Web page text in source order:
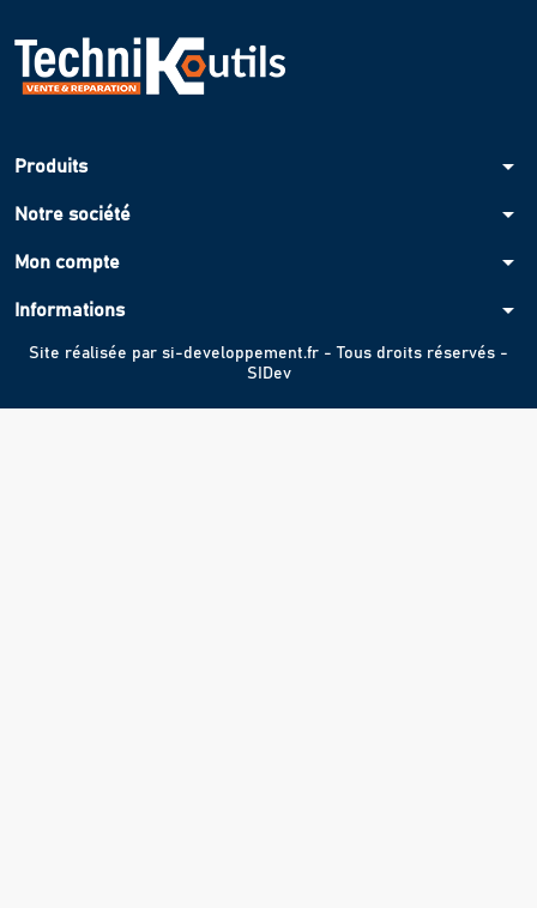
Produits arrow_drop_down
Notre société arrow_drop_down
Mon compte arrow_drop_down
Informations arrow_drop_down
Site réalisée par si-developpement.fr - Tous droits réservés -
SIDev